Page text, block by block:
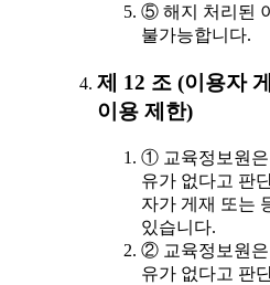
⑤ 해지 처리된
불가능합니다.
제 12 조 (이용자
이용 제한)
① 교육정보원은
유가 없다고 판
자가 게재 또는
있습니다.
② 교육정보원은
유가 없다고 판